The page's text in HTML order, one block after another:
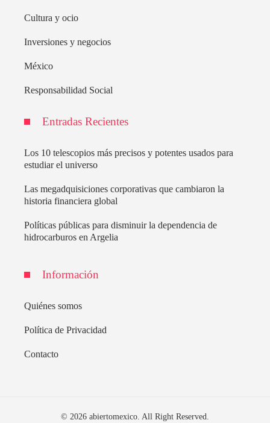
Cultura y ocio
Inversiones y negocios
México
Responsabilidad Social
Entradas Recientes
Los 10 telescopios más precisos y potentes usados para
estudiar el universo
Las megadquisiciones corporativas que cambiaron la
historia financiera global
Políticas públicas para disminuir la dependencia de
hidrocarburos en Argelia
Información
Quiénes somos
Política de Privacidad
Contacto
© 2026 abiertomexico. All Right Reserved.